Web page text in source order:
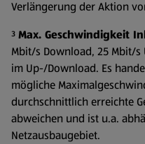
Verlängerung der Aktion
³Max. Geschwindigkeit
Mbit/s Download, 25 Mbit/
im Up-/Download. Es
mögliche
durchschnittlich erreichte
abweichen und ist u.a.
Netzausbaugebiet.